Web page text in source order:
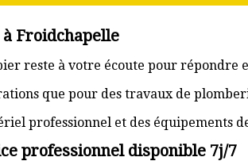
Froidchapelle
reste à votre écoute pour répondre
que pour des travaux de
professionnel et des équipements
professionnel disponible 7j/7